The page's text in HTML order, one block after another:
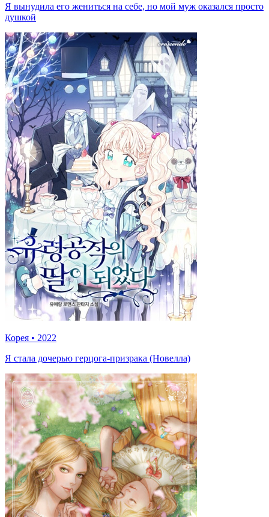
Я вынудила его жениться на себе, но мой муж оказался просто
душкой
Корея • 2022
Я стала дочерью герцога-призрака (Новелла)